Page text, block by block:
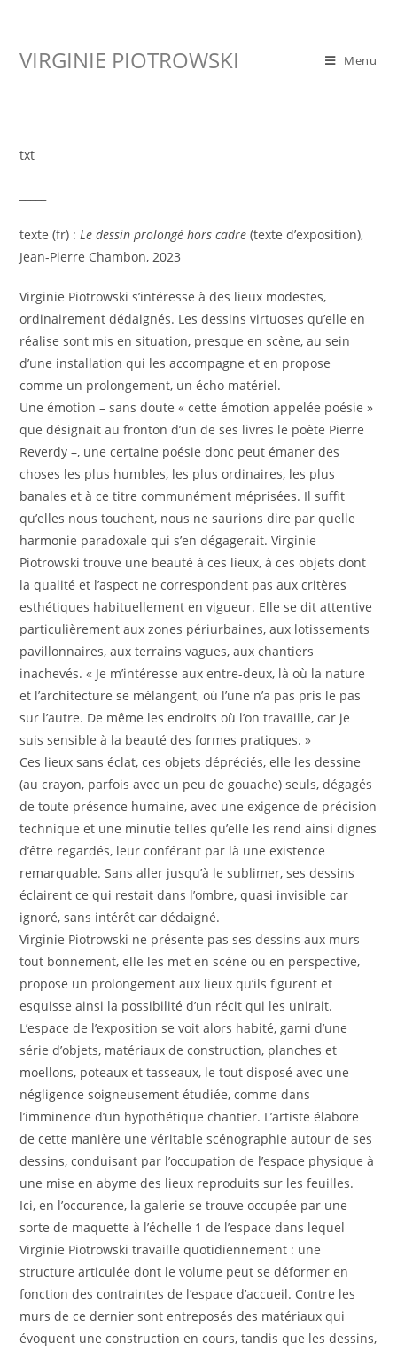
content
VIRGINIE PIOTROWSKI Menu
txt
texte (fr) :Le dessin prolongé hors cadre (texte d’exposition),
Jean-Pierre Chambon, 2023
Virginie Piotrowski s’intéresse à des lieux modestes,
ordinairement dédaignés. Les dessins virtuoses qu’elle en
réalise sont mis en situation, presque en scène, au sein
d’une installation qui les accompagne et en propose
comme un prolongement, un écho matériel.
Une émotion – sans doute « cette émotion appelée poésie »
que désignait au fronton d’un de ses livres le poète Pierre
Reverdy –, une certaine poésie donc peut émaner des
choses les plus humbles, les plus ordinaires, les plus
banales et à ce titre communément méprisées. Il suffit
qu’elles nous touchent, nous ne saurions dire par quelle
harmonie paradoxale qui s’en dégagerait. Virginie
Piotrowski trouve une beauté à ces lieux, à ces objets dont
la qualité et l’aspect ne correspondent pas aux critères
esthétiques habituellement en vigueur. Elle se dit attentive
particulièrement aux zones périurbaines, aux lotissements
pavillonnaires, aux terrains vagues, aux chantiers
inachevés. « Je m’intéresse aux entre-deux, là où la nature
et l’architecture se mélangent, où l’une n’a pas pris le pas
sur l’autre. De même les endroits où l’on travaille, car je
suis sensible à la beauté des formes pratiques. »
Ces lieux sans éclat, ces objets dépréciés, elle les dessine
(au crayon, parfois avec un peu de gouache) seuls, dégagés
de toute présence humaine, avec une exigence de précision
technique et une minutie telles qu’elle les rend ainsi dignes
d’être regardés, leur conférant par là une existence
remarquable. Sans aller jusqu’à le sublimer, ses dessins
éclairent ce qui restait dans l’ombre, quasi invisible car
ignoré, sans intérêt car dédaigné.
Virginie Piotrowski ne présente pas ses dessins aux murs
tout bonnement, elle les met en scène ou en perspective,
propose un prolongement aux lieux qu’ils figurent et
esquisse ainsi la possibilité d’un récit qui les unirait.
L’espace de l’exposition se voit alors habité, garni d’une
série d’objets, matériaux de construction, planches et
moellons, poteaux et tasseaux, le tout disposé avec une
négligence soigneusement étudiée, comme dans
l’imminence d’un hypothétique chantier. L’artiste élabore
de cette manière une véritable scénographie autour de ses
dessins, conduisant par l’occupation de l’espace physique à
une mise en abyme des lieux reproduits sur les feuilles.
Ici, en l’occurence, la galerie se trouve occupée par une
sorte de maquette à l’échelle 1 de l’espace dans lequel
Virginie Piotrowski travaille quotidiennement : une
structure articulée dont le volume peut se déformer en
fonction des contraintes de l’espace d’accueil. Contre les
murs de ce dernier sont entreposés des matériaux qui
évoquent une construction en cours, tandis que les dessins,